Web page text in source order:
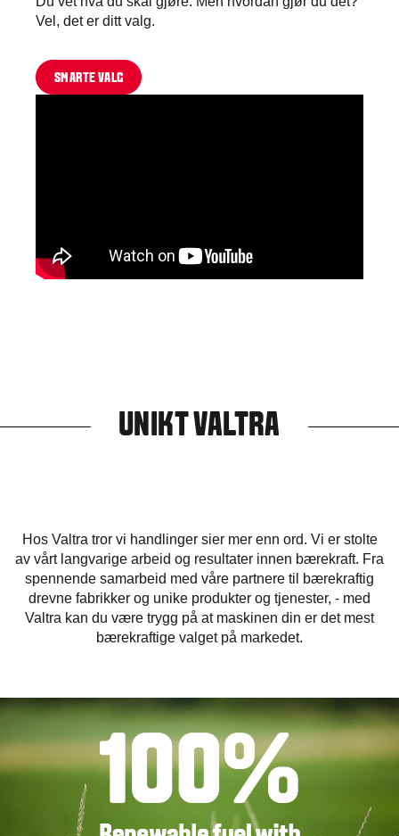
Vel, det er ditt valg.
SMARTE VALG
UNIKT VALTRA
Hos Valtra tror vi handlinger sier mer enn ord. Vi er stolte
av vårt langvarige arbeid og resultater innen bærekraft. Fra
spennende samarbeid med våre partnere til bærekraftig
drevne fabrikker og unike produkter og tjenester, - med
Valtra kan du være trygg på at maskinen din er det mest
bærekraftige valget på markedet.